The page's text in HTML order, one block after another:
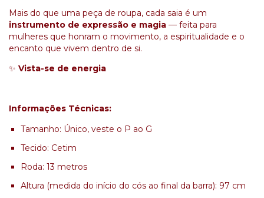
Mais do que uma peça de roupa, cada saia é um
instrumento de expressão e magia — feita para
mulheres que honram o movimento, a espiritualidade e o
encanto que vivem dentro de si.
✨ Vista-se de energia
Informações Técnicas:
Tamanho: Único, veste o P ao G
Tecido: Cetim
Roda: 13 metros
Altura (medida do início do cós ao final da barra): 97 cm